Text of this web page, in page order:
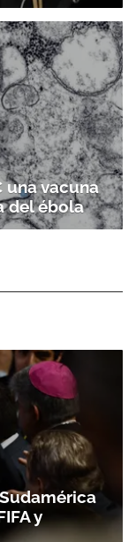
una vacuna
del ébola
y